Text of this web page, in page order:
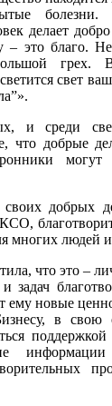
болезни.
делает
– это благо.
грех.
свет
и среди
что добрые
могут
добрых
многих людей
что это –
задач
ему новые
в свою
поддержкой